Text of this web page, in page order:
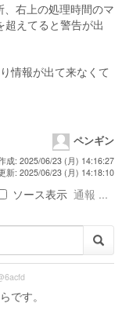
右上の処理時間のマ
えてると警告が出
情報が出て来なくて
ペンギン
成: 2025/06/23 (月) 14:16:27
新: 2025/06/23 (月) 14:18:10
ソース表示 通報 ...
です。